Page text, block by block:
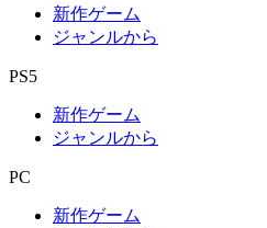
新作ゲーム
ジャンルから
PS5
新作ゲーム
ジャンルから
PC
新作ゲーム